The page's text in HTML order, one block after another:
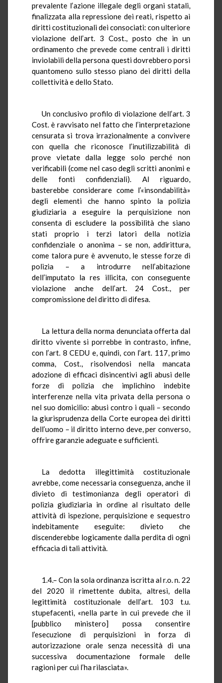
prevalente l’azione illegale degli organi statali,
finalizzata alla repressione dei reati, rispetto ai
diritti costituzionali dei consociati: con ulteriore
violazione dell’art. 3 Cost., posto che in un
ordinamento che prevede come centrali i diritti
inviolabili della persona questi dovrebbero porsi
quantomeno sullo stesso piano dei diritti della
collettività e dello Stato.
Un conclusivo profilo di violazione dell’art. 3
Cost. è ravvisato nel fatto che l’interpretazione
censurata si trova irrazionalmente a convivere
con quella che riconosce l’inutilizzabilità di
prove vietate dalla legge solo perché non
verificabili (come nel caso degli scritti anonimi e
delle fonti confidenziali). Al riguardo,
basterebbe considerare come l’«insondabilità»
degli elementi che hanno spinto la polizia
giudiziaria a eseguire la perquisizione non
consenta di escludere la possibilità che siano
stati proprio i terzi latori della notizia
confidenziale o anonima – se non, addirittura,
come talora pure è avvenuto, le stesse forze di
polizia – a introdurre nell’abitazione
dell’imputato la res illicita, con conseguente
violazione anche dell’art. 24 Cost., per
compromissione del diritto di difesa.
La lettura della norma denunciata offerta dal
diritto vivente si porrebbe in contrasto, infine,
con l’art. 8 CEDU e, quindi, con l’art. 117, primo
comma, Cost., risolvendosi nella mancata
adozione di efficaci disincentivi agli abusi delle
forze di polizia che implichino indebite
interferenze nella vita privata della persona o
nel suo domicilio: abusi contro i quali – secondo
la giurisprudenza della Corte europea dei diritti
dell’uomo – il diritto interno deve, per converso,
offrire garanzie adeguate e sufficienti.
La dedotta illegittimità costituzionale
avrebbe, come necessaria conseguenza, anche il
divieto di testimonianza degli operatori di
polizia giudiziaria in ordine al risultato delle
attività di ispezione, perquisizione e sequestro
indebitamente eseguite: divieto che
discenderebbe logicamente dalla perdita di ogni
efficacia di tali attività.
1.4.– Con la sola ordinanza iscritta al r.o. n. 22
del 2020 il rimettente dubita, altresì, della
legittimità costituzionale dell’art. 103 t.u.
stupefacenti, «nella parte in cui prevede che il
[pubblico ministero] possa consentire
l’esecuzione di perquisizioni in forza di
autorizzazione orale senza necessità di una
successiva documentazione formale delle
ragioni per cui l’ha rilasciata».